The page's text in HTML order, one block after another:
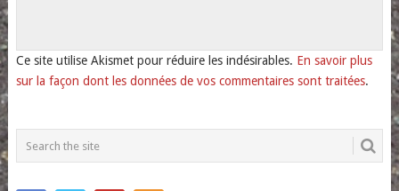
Ce site utilise Akismet pour réduire les indésirables. En savoir plus
sur la façon dont les données de vos commentaires sont traitées.